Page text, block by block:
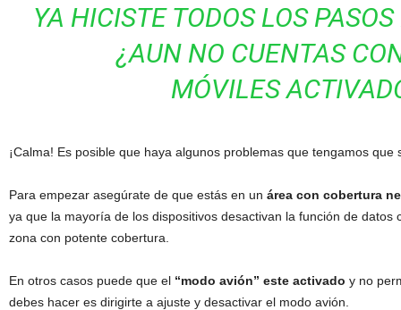
YA HICISTE TODOS LOS
¿AUN NO CUENTAS
MÓVILES
¡Calma! Es posible que haya algunos problemas que tengamos que
Para empezar asegúrate de que estás en un área con cobertura
ya que la mayoría de los dispositivos desactivan la función de datos
zona con potente cobertura.
En otros casos puede que el “modo avión” este activado y no
debes hacer es dirigirte a ajuste y desactivar el modo avión.